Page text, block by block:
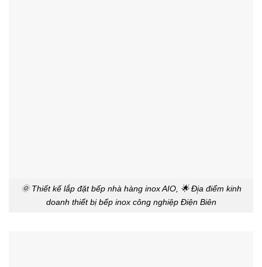
🌞 Thiết kế lắp đặt bếp nhà hàng inox AIO, 🌟 Đị̣a điểm kinh
doanh thiết bị bếp inox công nghiệp Điện Biên